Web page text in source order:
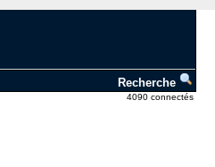
Recherche
4090 connectés